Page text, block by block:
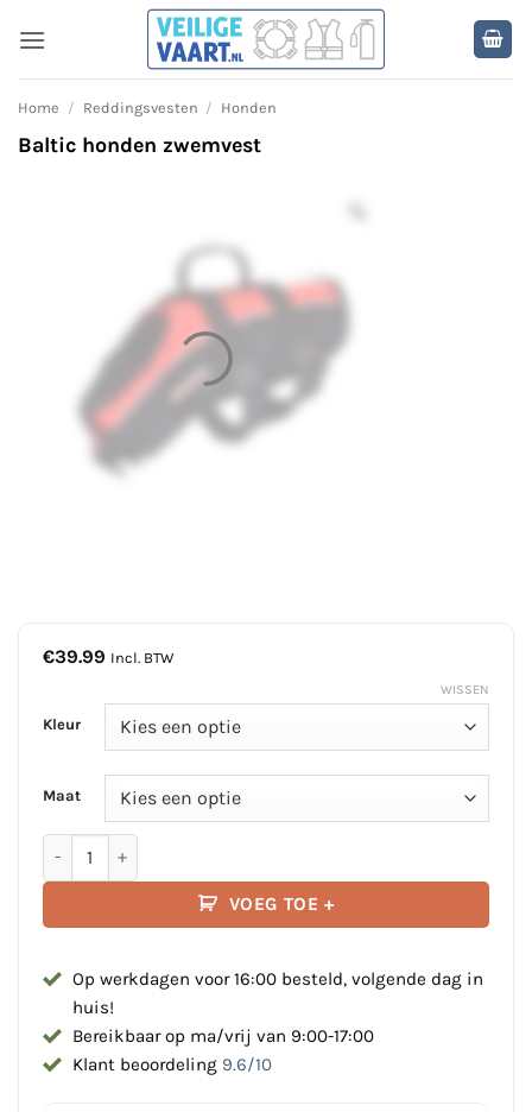
naar
inhoud
Home / Reddingsvesten / Honden
Baltic honden zwemvest
€39.99 Incl. BTW
Kleur
Maat
WISSEN
VOEG TOE +
Op werkdagen voor 16:00 besteld, volgende dag in
huis!
Bereikbaar op ma/vrij van 9:00-17:00
Klant beoordeling 9.6/10